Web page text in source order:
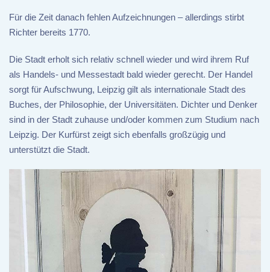
Für die Zeit danach fehlen Aufzeichnungen – allerdings stirbt
Richter bereits 1770.
Die Stadt erholt sich relativ schnell wieder und wird ihrem Ruf
als Handels- und Messestadt bald wieder gerecht. Der Handel
sorgt für Aufschwung, Leipzig gilt als internationale Stadt des
Buches, der Philosophie, der Universitäten. Dichter und Denker
sind in der Stadt zuhause und/oder kommen zum Studium nach
Leipzig. Der Kurfürst zeigt sich ebenfalls großzügig und
unterstützt die Stadt.